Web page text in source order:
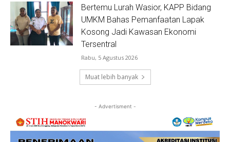
Bertemu Lurah Wasior, KAPP Bidang
UMKM Bahas Pemanfaatan Lapak
Kosong Jadi Kawasan Ekonomi
Tersentral
Rabu, 5 Agustus 2026
Muat lebih banyak
- Advertisment -